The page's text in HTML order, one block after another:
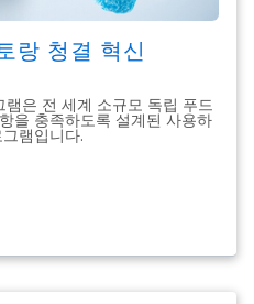
랑 청결 혁신
은 전 세계 소규모 독립 푸드
을 충족하도록 설계된 사용하
램입니다.